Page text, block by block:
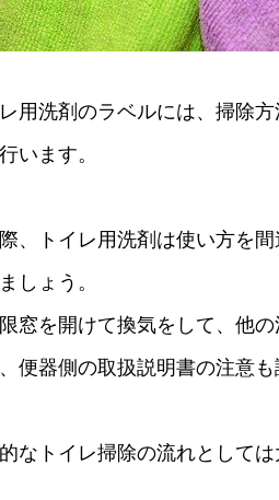
レ用洗剤のラベルには、掃除
います。
、トイレ用洗剤は使い方を
しょう。
窓を開けて換気をして、他
便器側の取扱説明書の注意も
なトイレ掃除の流れとしては